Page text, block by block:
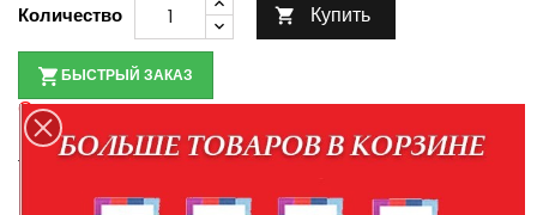
Количество  Купить
БЫСТРЫЙ ЗАКАЗ
Оплата при получении товара
По наличию товара уточняйте у менеджеров по
телефонам:+7-952-430-35-98
+7-904-094-99-99